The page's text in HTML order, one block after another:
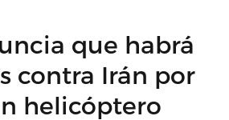
que habrá
contra Irán por
helicóptero